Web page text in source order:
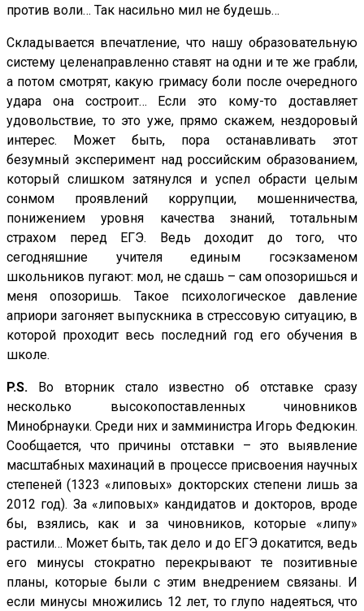
против воли… Так насильно мил не будешь…
Складывается впечатление, что нашу образовательную
систему целенаправленно ставят на одни и те же грабли,
а потом смотрят, какую гримасу боли после очередного
удара она состроит… Если это кому-то доставляет
удовольствие, то это уже, прямо скажем, нездоровый
интерес. Может быть, пора останавливать этот
безумный эксперимент над российским образованием,
который слишком затянулся и успел обрасти целым
сонмом проявлений коррупции, мошенничества,
понижением уровня качества знаний, тотальным
страхом перед ЕГЭ. Ведь доходит до того, что
сегодняшние учителя единым госэкзаменом
школьников пугают: мол, не сдашь – сам опозоришься и
меня опозоришь. Такое психологическое давление
априори загоняет выпускника в стрессовую ситуацию, в
которой проходит весь последний год его обучения в
школе.
P.S.
Во вторник стало известно об отставке сразу
несколько высокопоставленных чиновников
Минобрнауки. Среди них и замминистра Игорь Федюкин.
Сообщается, что причины отставки – это выявление
масштабных махинаций в процессе присвоения научных
степеней (1323 «липовых» докторских степени лишь за
2012 год). За «липовых» кандидатов и докторов, вроде
бы, взялись, как и за чиновников, которые «липу»
растили… Может быть, так дело и до ЕГЭ докатится, ведь
его минусы стократно перекрывают те позитивные
планы, которые были с этим внедрением связаны. И
если минусы множились 12 лет, то глупо надеяться, что